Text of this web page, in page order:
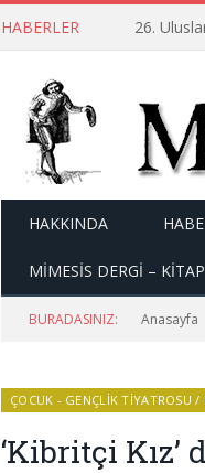
HABERLER 26.
HAKKINDA
MİMESİS DERGİ – KİTAP
BURADASINIZ: Anasayfa
ÇOCUK - GENÇLIK TIYATROSU /
‘Kibritçi Kız’